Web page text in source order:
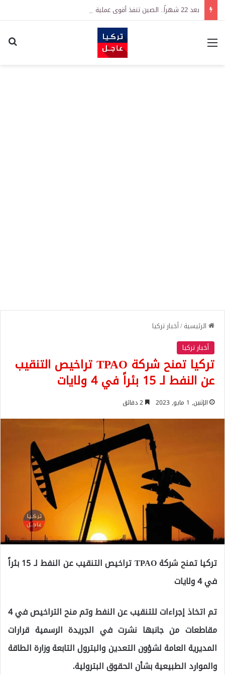
القائمة
الرئيسية/أخبار تركيا
أخبار تركيا
تركيا تمنح شركة TPAO تراخيص التنقيب
عن النفط لـ 15 بئراً في 4 ولايات
الإثنين, 1 مايو, 2023
تركيا تمنح شركة TPAO تراخيص التنقيب عن النفط لـ 15 بئراً
في 4 ولايات
تم اتخاذ إجراءات للتنقيب عن النفط وتم منح التراخيص في 4
مقاطعات من جانبها نشرت في الجريدة الرسمية قرارات
المديرية العامة لشؤون التعدين والبترول التابعة وزارة الطاقة
والموارد الطبيعية بشأن الحقوق البترولية.